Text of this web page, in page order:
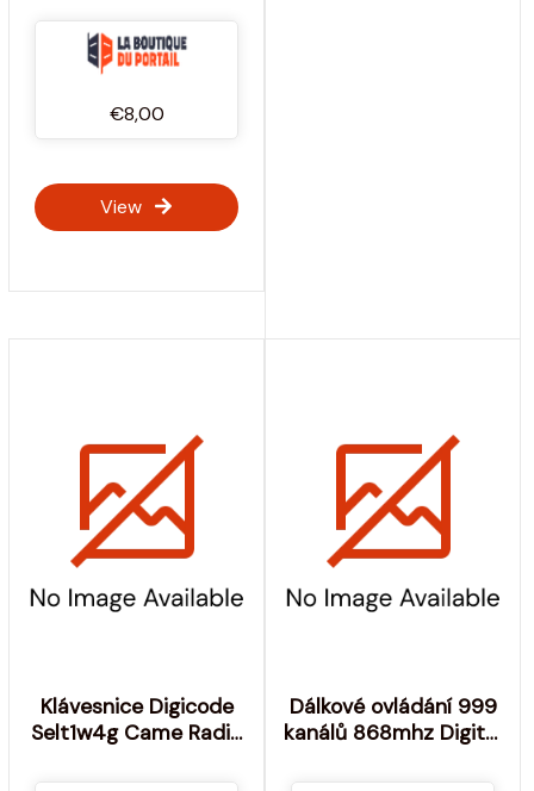
Výrobce: KONEK
€8,00
View
Klávesnice Digicode
Selt1w4g Came Radio
CAME
Dálkové ovládání 999
kanálů 868mhz Digital
Ovitor - Výrobce: